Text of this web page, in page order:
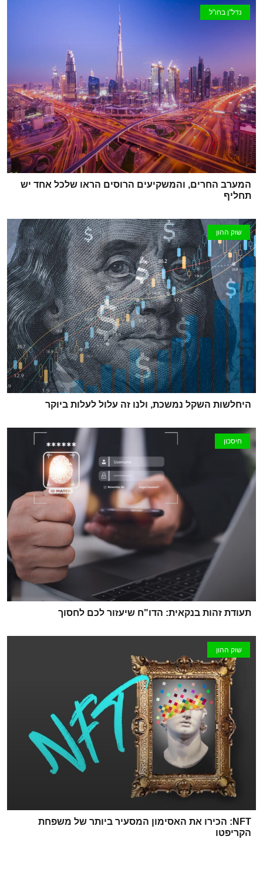
נדל"ן בחו"ל
המערב החרים, והמשקיעים הרוסים הראו שלכל אחד יש
תחליף
שוק ההון
היחלשות השקל נמשכת, ולנו זה עלול לעלות ביוקר
חיסכון
תעודת זהות בנקאית: הדו"ח שיעזור לכם לחסוך
שוק ההון
NFT: הכירו את האסימון המסעיר ביותר של משפחת
הקריפטו